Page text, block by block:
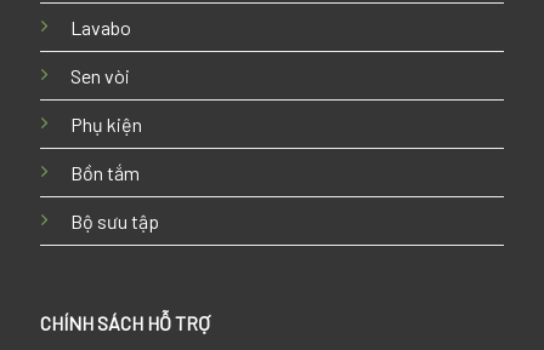
Lavabo
Sen vòi
Phụ kiện
Bồn tắm
Bộ sưu tập
CHÍNH SÁCH HỖ TRỢ